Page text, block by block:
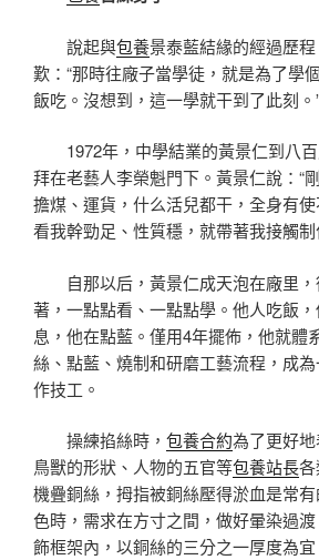
說起與包養景泰藍結緣的經過歷
歎：“那時往廠子當學徒，就是為了學
飯吃。沒想到，這一學就干到了此刻。
1972年，中學結業的黃景仁到八
拜在老藝人李榮魁門下。黃景仁說：“
擔煤、運貨，什么活兒都干，全身有
看我幹勁足、性質穩，就帶著我接觸
自那以后，黃景仁成天泡在廠里
著，一點點看、一點點學。他人吃飯
息，他在點藍。僅用4年擺佈，他就體
絲、點藍、燒制和研磨工藝流程，成
作技工。
操練掐絲時， 包養合約為了更好
鳥獸的形狀、人物的五官等包養站長
機疊銅絲，拇指被銅絲壓得淤血是常
色時，需求在方寸之間，做好暈染過
飾框架內，以銅絲的三分之一厚度為